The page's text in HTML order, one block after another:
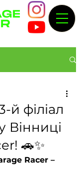
й філіал
Вінниці
🚗✨
Racer –